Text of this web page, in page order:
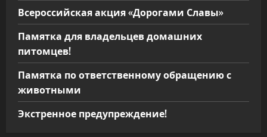
Всероссийская акция «Дорогами Славы»
Памятка для владельцев домашних
питомцев!
Памятка по ответственному обращению с
животными
Экстренное предупреждение!